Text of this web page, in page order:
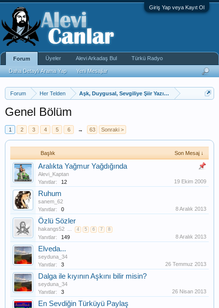
Giriş Yap veya Kayıt Ol
Forum Her Telden Aşk, Duygusal, Sevgiliye Şiir Yazı, Kıssadan
Genel Bölüm
1 2 3 4 5 6 → 63 Sonraki >
Başlık Son Mesaj ↓
Aralıkta Yağmur Yağdığında
Alevi_Kaptan
Yanıtlar:
12 19 Ekim 2009
Ruhum
sanem_62
Yanıtlar:
0 8 Aralık 2013
Özlü Sözler
hakangs52 ... 4 5 6 7 8
Yanıtlar: 149 8 Aralık 2013
Elveda...
seyduna_34
Yanıtlar:
3 26 Temmuz 2013
Dalga ile kıyının Aşkını bilir misin?
seyduna_34
Yanıtlar:
3 26 Nisan 2013
En Sevdiğin Türküyü Paylaş
Forum
Daha Detaylı Arama Yap Yeni Mesajlar
Üyeler Alevi Arkadaş Bul Türkü Radyo